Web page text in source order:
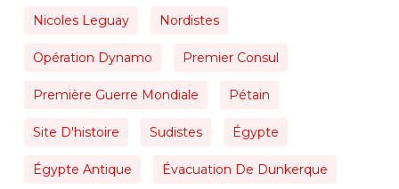
Nicoles Leguay Nordistes
Opération Dynamo Premier Consul
Première Guerre Mondiale Pétain
Site D'histoire Sudistes Égypte
Égypte Antique Évacuation De Dunkerque